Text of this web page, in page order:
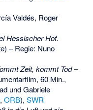
Valdés, Roger
Hessischer Hof.
– Regie: Nuno
Zeit, kommt Tod –
60 Min.,
und Gabriele
, ORB), SWR